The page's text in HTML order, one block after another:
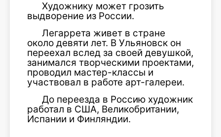
Художнику может грозить
выдворение из России.
Легаррета живет в стране
около девяти лет. В Ульяновск он
переехал вслед за своей девушкой,
занимался творческими проектами,
проводил мастер-классы и
участвовал в работе арт-галереи.
До переезда в Россию художник
работал в США, Великобритании,
Испании и Финляндии.